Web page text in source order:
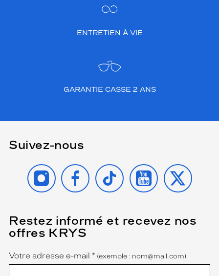
ENTRETIEN À VIE
GARANTIE CASSE 2 ANS
Suivez-nous
INSTAGRAMFACEBOOK
TIKTOK YOUTUBE
X
Restez informé et recevez nos
offres KRYS
Name
Votre adresse e-mail *
(Ce
champ
est
(exemple : nom@mail.com)